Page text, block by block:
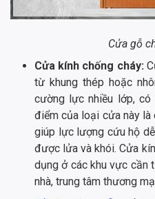
Cửa gỗ
Cửa kính chống cháy:
từ khung thép hoặc
cường lực nhiều lớp,
điểm của loại cửa này là
giúp lực lượng cứu hộ
được lửa và khói. Cửa
dụng ở các khu vực cần
nhà, trung tâm thương